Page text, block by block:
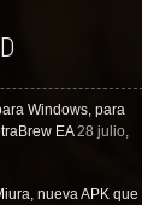
Windows, para
EA 28 julio,
nueva APK que